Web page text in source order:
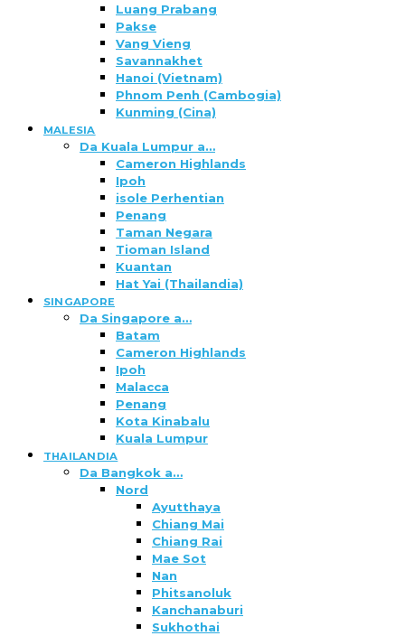
Luang Prabang
Pakse
Vang Vieng
Savannakhet
Hanoi (Vietnam)
Phnom Penh (Cambogia)
Kunming (Cina)
MALESIA
Da Kuala Lumpur a…
Cameron Highlands
Ipoh
isole Perhentian
Penang
Taman Negara
Tioman Island
Kuantan
Hat Yai (Thailandia)
SINGAPORE
Da Singapore a…
Batam
Cameron Highlands
Ipoh
Malacca
Penang
Kota Kinabalu
Kuala Lumpur
THAILANDIA
Da Bangkok a…
Nord
Ayutthaya
Chiang Mai
Chiang Rai
Mae Sot
Nan
Phitsanoluk
Kanchanaburi
Sukhothai